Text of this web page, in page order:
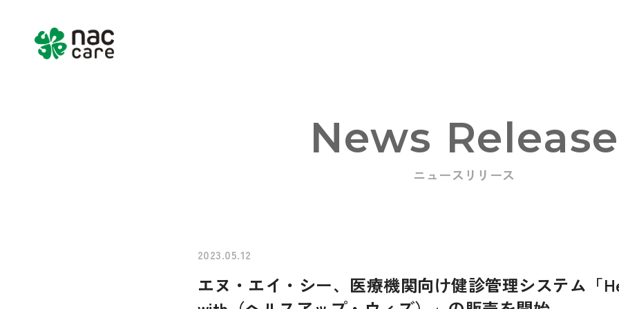
News Release
ニュースリリース
2023.05.12
エヌ・エイ・シー、医療機関向け健診管理システム「